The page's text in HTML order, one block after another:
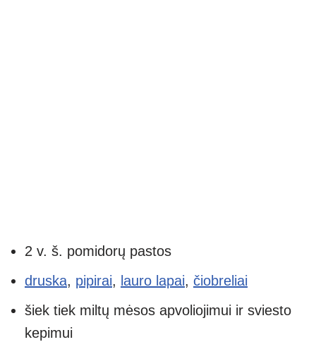
2 v. š. pomidorų pastos
druska, pipirai, lauro lapai, čiobreliai
šiek tiek miltų mėsos apvoliojimui ir sviesto
kepimui